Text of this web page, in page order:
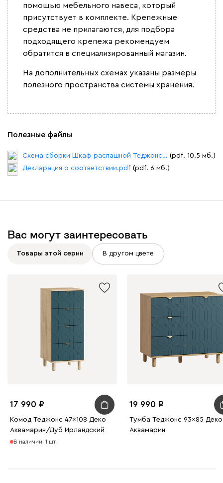
помощью мебельного навеса, который
присутствует в комплекте. Крепежные
средства не прилагаются, для подбора
подходящего крепежа рекомендуем
обратится в специализированный магазин.
На дополнительных схемах указаны размеры
полезного пространства системы хранения.
Полезные файлы
Схема сборки Шкаф распашной Теджонс 3 двери.pdf (pdf. 10.5 мб.)
Декларация о соответствии.pdf (pdf. 6 мб.)
Вас могут заинтересовать
Товары этой серии В другом цвете
17 990
Комод Теджонс 47x108 Деко ​
Аквамарин/Дуб Ирландский
В наличии: 1 шт.
19 990
Тумба Теджонс 93x85 Деко
Аквамарин